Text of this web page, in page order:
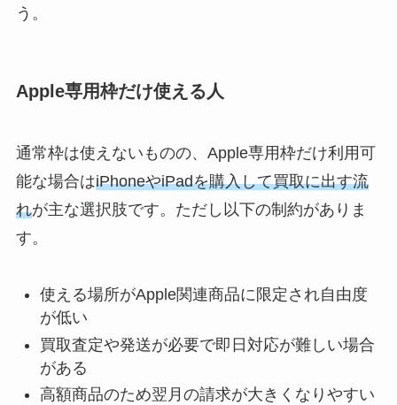
う。
Apple専用枠だけ使える人
通常枠は使えないものの、Apple専用枠だけ利用可
能な場合はiPhoneやiPadを購入して買取に出す流
れが主な選択肢です。ただし以下の制約がありま
す。
使える場所がApple関連商品に限定され自由度
が低い
買取査定や発送が必要で即日対応が難しい場合
がある
高額商品のため翌月の請求が大きくなりやすい